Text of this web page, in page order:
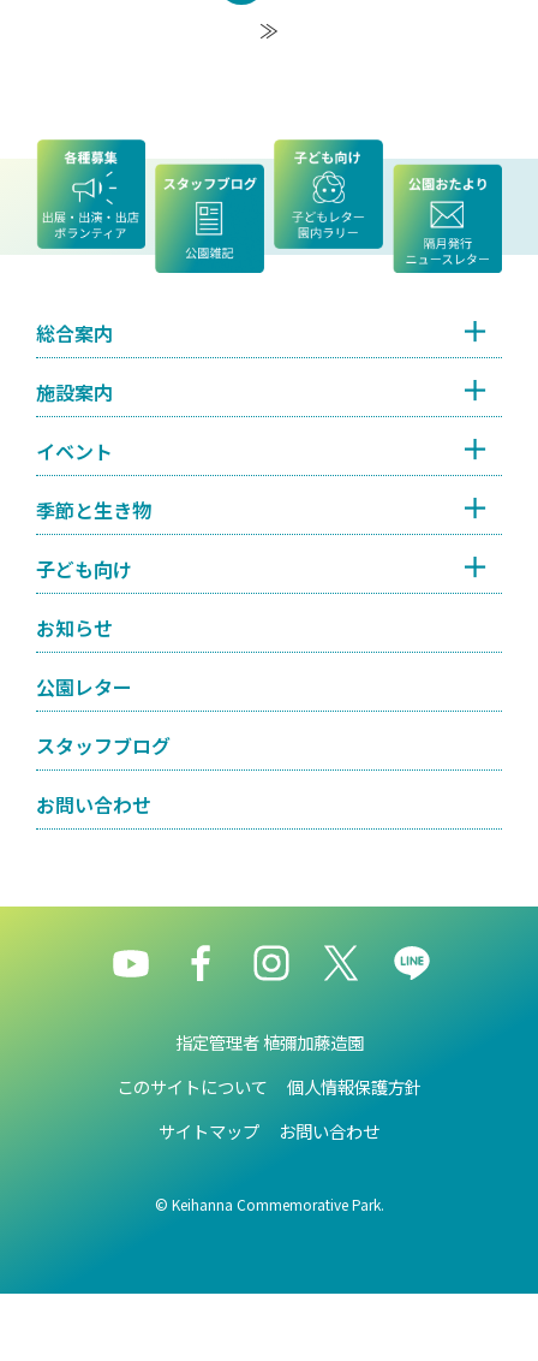
≫
総合案内
施設案内
イベント
季節と生き物
子ども向け
お知らせ
公園レター
スタッフブログ
お問い合わせ
指定管理者 植彌加藤造園
このサイトについて
個人情報保護方針
サイトマップ
お問い合わせ
© Keihanna Commemorative Park.